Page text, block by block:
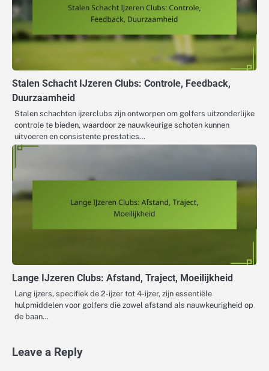
Stalen Schacht IJzeren Clubs: Controle, Feedback,
Duurzaamheid
Stalen schachten ijzerclubs zijn ontworpen om golfers uitzonderlijke
controle te bieden, waardoor ze nauwkeurige schoten kunnen
uitvoeren en consistente prestaties…
Lange IJzeren Clubs: Afstand, Traject, Moeilijkheid
Lang ijzers, specifiek de 2-ijzer tot 4-ijzer, zijn essentiële
hulpmiddelen voor golfers die zowel afstand als nauwkeurigheid op
de baan…
Leave a Reply